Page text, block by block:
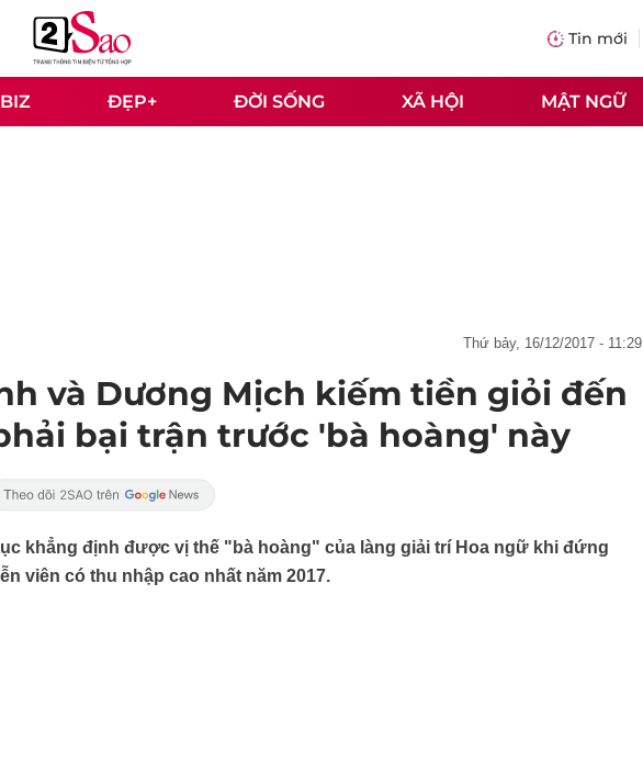
Tin mới
ĐẸP+ ĐỜI SỐNG XÃ HỘI MẬT NGỮ
thứ bảy, 16/12/2017 - 11:29
và Dương Mịch kiếm tiền giỏi đến
bại trận trước 'bà hoàng' này
khẳng định được vị thế "bà hoàng" của làng giải trí Hoa ngữ khi đứng
viên có thu nhập cao nhất năm 2017.